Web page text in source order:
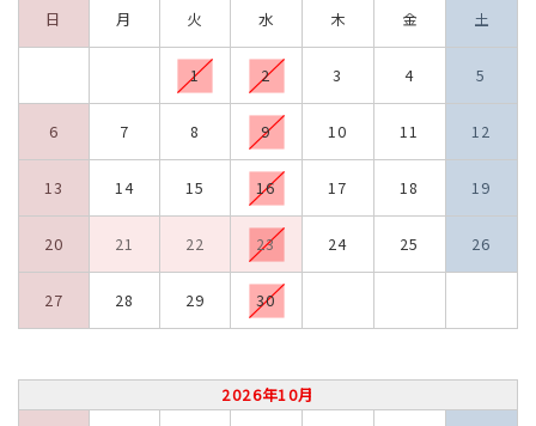
日
月 火 水 木 金 土
1 2 3 4 5
6 7 8 9 10 11 12
13 14 15 16 17 18 19
20 21 22 23 24 25 26
27 28 29 30
2026年10月